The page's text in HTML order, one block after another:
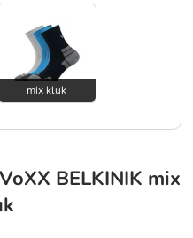
mix kluk
BELKINIK mix